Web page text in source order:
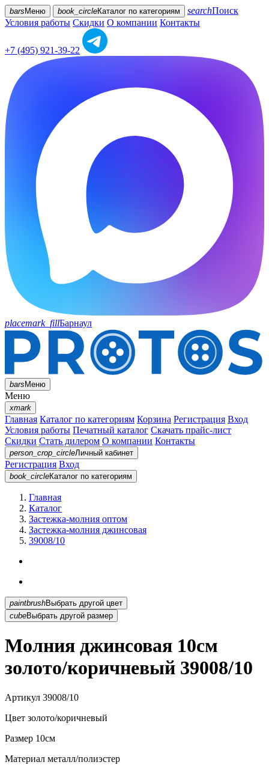
bars Меню book_circleКаталог по категориям searchПоиск
Условия работы Скидки О компании Контакты
+7 (495) 921-39-22
placemark_fillБарнаул
barsМеню
Меню
xmark
Главная Каталог по категориям Корзина Регистрация Вход
Условия работы Печатный каталог Скачать прайс-лист
Скидки Стать дилером О компании Контакты
person_crop_circleЛичный кабинет
Регистрация Вход
book_circleКаталог по категориям
Главная
Каталог
Застежка-молния оптом
Застежка-молния джинсовая
39008/10
paintbrush
Выбрать другой цвет
cubeВыбрать другой размер
Молния джинсовая 10см
золото/коричневый 39008/10
Артикул 39008/10
Цвет золото/коричневый
Размер 10см
Материал металл/полиэстер